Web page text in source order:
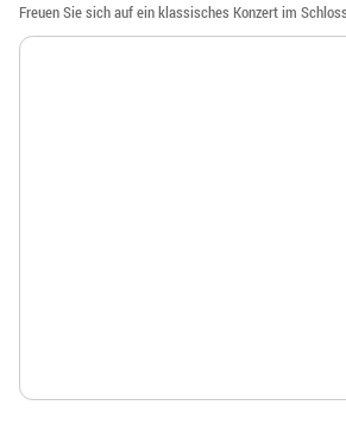
Freuen Sie sich auf ein klassisches Konzert im